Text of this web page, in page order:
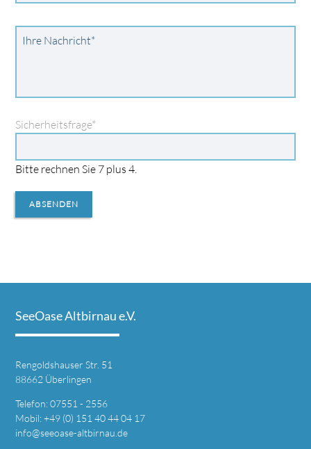
Pflichtfeld
Ihre Nachricht*
Pflichtfeld
Sicherheitsfrage*
Bitte rechnen Sie 7 plus 4.
ABSENDEN
SeeOase Altbirnau e.V.
Rengoldshauser Str. 51
88662 Überlingen
Telefon: 07551 - 2556
Mobil: +49 (0) 151 40 44 04 17
info@seeoase-altbirnau.de